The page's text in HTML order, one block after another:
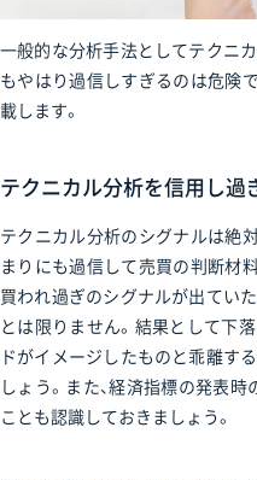
一般的な分析手法としてテクニ
もやはり過信しすぎるのは危険
載します。
テクニカル分析を信用し過
テクニカル分析のシグナルは絶
まりにも過信して売買の判断材
買われ過ぎのシグナルが出てい
とは限りません。結果として下
ドがイメージしたものと乖離す
しょう。また、経済指標の発表
ことも認識しておきましょう。